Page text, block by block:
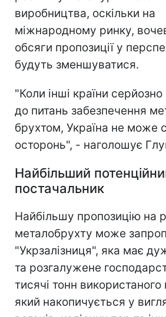
виробництва, оскільки на
міжнародному ринку,
обсяги пропозиції у
будуть зменшуватися.
"Коли інші країни
до питань забезпечення
брухтом, Україна не може
осторонь", - наголошує
Найбільший
постачальник
Найбільшу пропозицію на
металобрухту може
"Укрзалізниця", яка має
та розгалужене
тисячі тонн використаного
який накопичується у